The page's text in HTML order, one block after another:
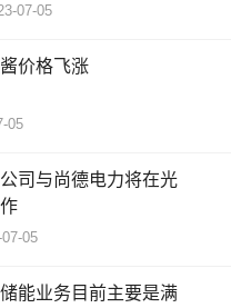
07-05
价格飞涨
05
公司与尚德电力将在光
05
能业务目前主要是满